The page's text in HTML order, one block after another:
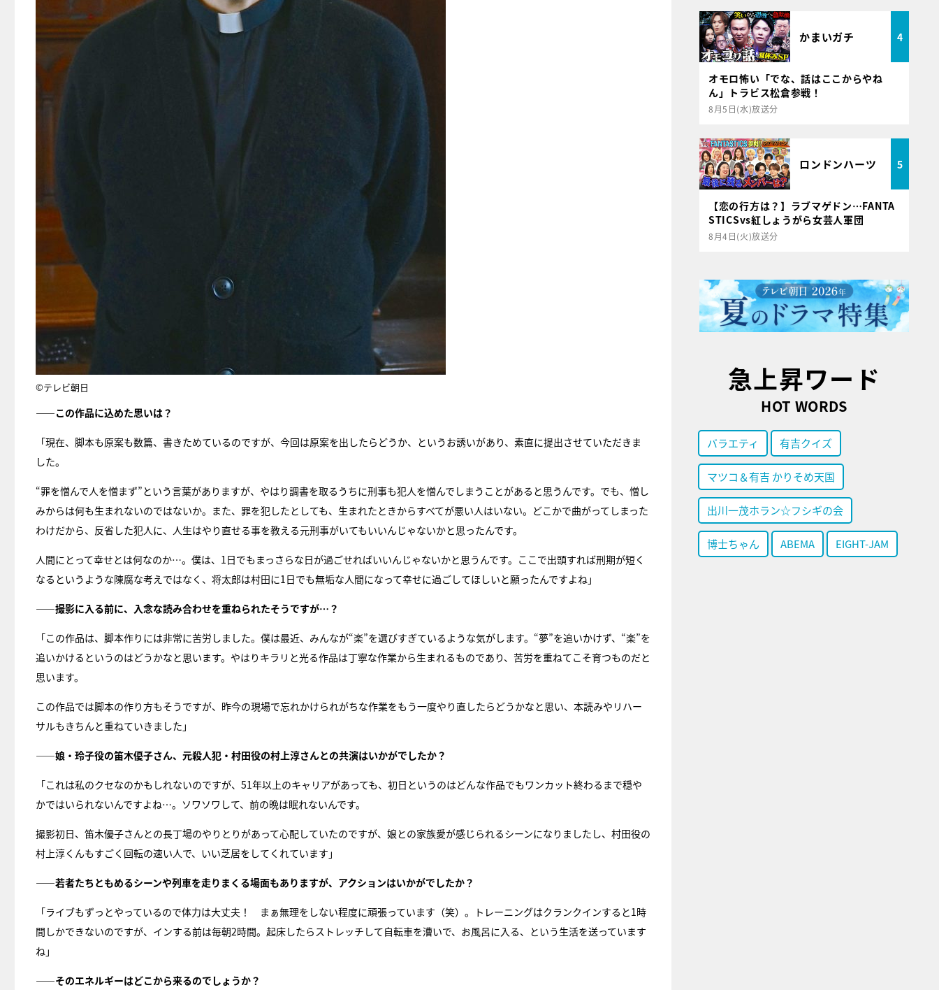
©テレビ朝日
――この作品に込めた思いは？
「現在、脚本も原案も数篇、書きためているのですが、今回は原案を出したらどうか、というお誘いがあり、素直に提出させていただきま
した。
“罪を憎んで人を憎まず”という言葉がありますが、やはり調書を取るうちに刑事も犯人を憎んでしまうことがあると思うんです。でも、憎し
みからは何も生まれないのではないか。また、罪を犯したとしても、生まれたときからすべてが悪い人はいない。どこかで曲がってしまった
わけだから、反省した犯人に、人生はやり直せる事を教える元刑事がいてもいいんじゃないかと思ったんです。
人間にとって幸せとは何なのか…。僕は、1日でもまっさらな日が過ごせればいいんじゃないかと思うんです。ここで出頭すれば刑期が短く
なるというような陳腐な考えではなく、将太郎は村田に1日でも無垢な人間になって幸せに過ごしてほしいと願ったんですよね」
――撮影に入る前に、入念な読み合わせを重ねられたそうですが…？
「この作品は、脚本作りには非常に苦労しました。僕は最近、みんなが“楽”を選びすぎているような気がします。“夢”を追いかけず、“楽”を
追いかけるというのはどうかなと思います。やはりキラリと光る作品は丁寧な作業から生まれるものであり、苦労を重ねてこそ育つものだと
思います。
この作品では脚本の作り方もそうですが、昨今の現場で忘れかけられがちな作業をもう一度やり直したらどうかなと思い、本読みやリハー
サルもきちんと重ねていきました」
――娘・玲子役の笛木優子さん、元殺人犯・村田役の村上淳さんとの共演はいかがでしたか？
「これは私のクセなのかもしれないのですが、51年以上のキャリアがあっても、初日というのはどんな作品でもワンカット終わるまで穏や
かではいられないんですよね…。ソワソワして、前の晩は眠れないんです。
撮影初日、笛木優子さんとの長丁場のやりとりがあって心配していたのですが、娘との家族愛が感じられるシーンになりましたし、村田役の
村上淳くんもすごく回転の速い人で、いい芝居をしてくれています」
――若者たちともめるシーンや列車を走りまくる場面もありますが、アクションはいかがでしたか？
「ライブもずっとやっているので体力は大丈夫！ まぁ無理をしない程度に頑張っています（笑）。トレーニングはクランクインすると1時
間しかできないのですが、インする前は毎朝2時間。起床したらストレッチして自転車を漕いで、お風呂に入る、という生活を送っています
ね」
――そのエネルギーはどこから来るのでしょうか？
かまいガチ 4
オモロ怖い「でな、話はここからやね
ん」トラビス松倉参戦！
8月5日(水)放送分
ロンドンハーツ 5
【恋の行方は？】ラブマゲドン…FANTA
STICSvs紅しょうがら女芸人軍団
8月4日(火)放送分
急上昇ワード
HOT WORDS
バラエティ 有吉クイズ
マツコ＆有吉 かりそめ天国
出川一茂ホラン☆フシギの会
博士ちゃん ABEMA EIGHT-JAM